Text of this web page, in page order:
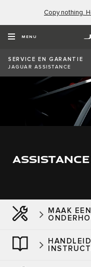
Copy nothing.
MENU
SERVICE EN GARANTIE
JAGUAR ASSISTANCE
MAAK